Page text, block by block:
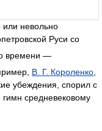
или невольно
Руси со
времени —
В. Г. Короленко
убеждения, спорил с
средневековому